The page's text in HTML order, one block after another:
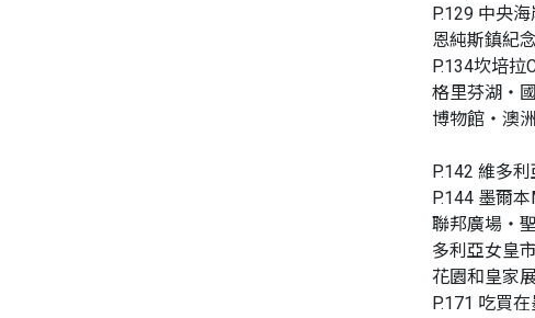
P.129 中央
恩純斯鎮紀
P.134坎培拉
格里芬湖‧
博物館‧澳
P.142 維多
P.144 墨爾
聯邦廣場‧
多利亞女皇
花園和皇家
P.171 吃買